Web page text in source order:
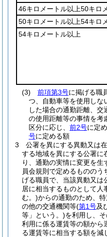
46キロメートル以上50キロ
50キロメートル以上54キロ
54キロメートル以上
(3)
前項第3号に掲げる職
つ、自動車等を使用しな
した場合の通勤距離、
の使用距離等の事情を考
区分に応じ、 前2号に定
号に定める額
3
公署を異にする異動又は
する地域を異にする公署に
り、通勤の実情に変更を
員会規則で定めるもののう
げる職員で、当該異動又は
居に相当するものとして人
む。)からの通勤のため、
の他の交通機関等(第1号及
等」という。)を利用し、
利用に係る運賃等の額から
る運賃等に相当する額を減